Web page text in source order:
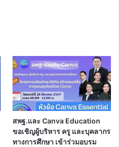
สพฐ.และ Canva Education
ขอเชิญผู้บริหาร ครู และบุคลากร
ทางการศึกษา เข้าร่วมอบรม